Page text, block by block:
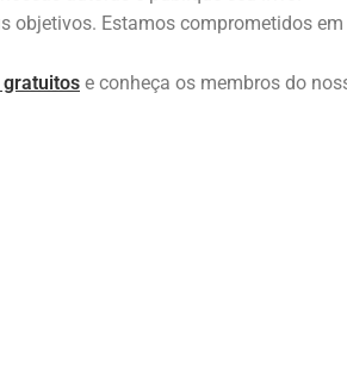
objetivos. Estamos comprometidos
gratuitos e conheça os membros do